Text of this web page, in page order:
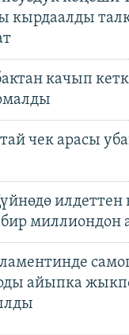
кырдаалды
качып
чек арасы
илдеттен
миллиондон
айыпка